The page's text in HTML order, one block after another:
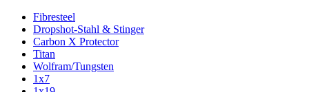
Fibresteel
Dropshot-Stahl & Stinger
Carbon X Protector
Titan
Wolfram/Tungsten
1x7